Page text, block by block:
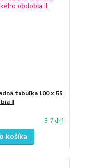
tabuľka 100 x 55
II
3-7 dní
košíka